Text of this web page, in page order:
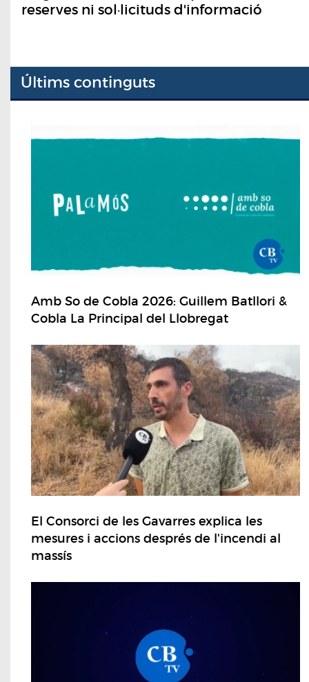
reserves ni sol·licituds d'informació
Últims continguts
Amb So de Cobla 2026: Guillem Batllori &
Cobla La Principal del Llobregat
El Consorci de les Gavarres explica les
mesures i accions després de l'incendi al
massís